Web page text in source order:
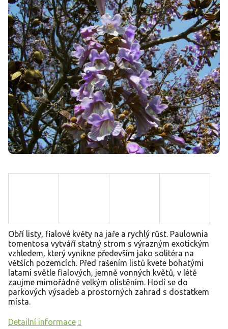
Obří listy, fialové květy na jaře a rychlý růst. Paulownia
tomentosa vytváří statný strom s výrazným exotickým
vzhledem, který vynikne především jako solitéra na
větších pozemcích. Před rašením listů kvete bohatými
latami světle fialových, jemně vonných květů, v létě
zaujme mimořádně velkým olistěním. Hodí se do
parkových výsadeb a prostorných zahrad s dostatkem
místa.
Detailní informace